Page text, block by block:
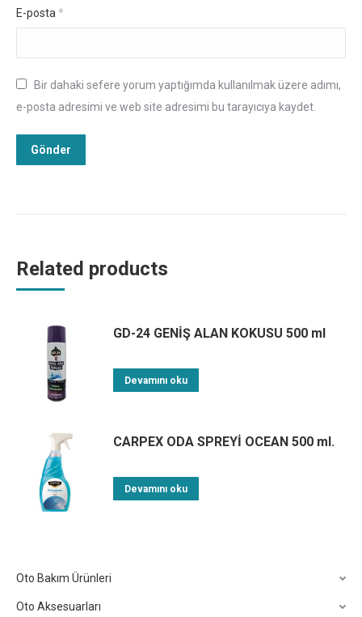
E-posta *
Bir dahaki sefere yorum yaptığımda kullanılmak üzere adımı,
e-posta adresimi ve web site adresimi bu tarayıcıya kaydet.
Related products
GD-24 GENİŞ ALAN KOKUSU 500 ml
Devamını oku
CARPEX ODA SPREYİ OCEAN 500 ml.
Devamını oku
Oto Bakım Ürünleri
Oto Aksesuarları